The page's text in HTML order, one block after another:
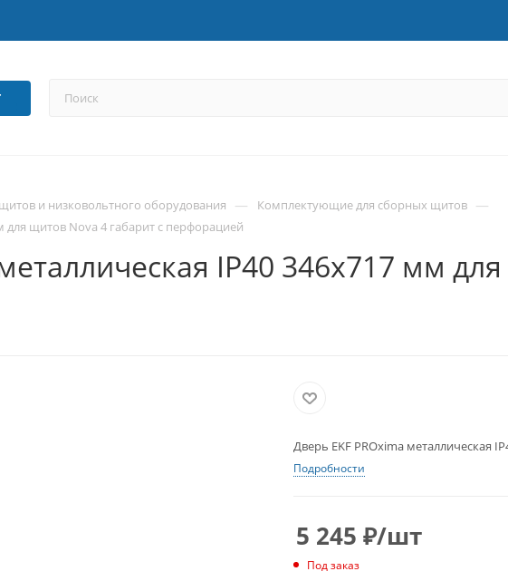
и низковольтного оборудования — Комплектующие для сборных щитов —
для щитов Nova 4 габарит с перфорацией
IP40 346х717 мм
Дверь EKF PROxima металлическая
Подробности
5 245 ₽/шт
Под заказ